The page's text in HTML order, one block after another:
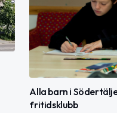
Alla barn i
fritidsklubb